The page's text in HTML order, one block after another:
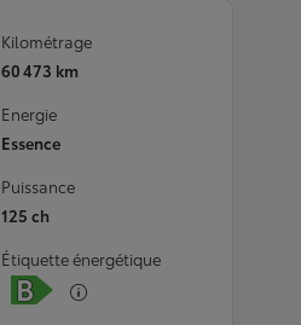
Kilométrage
60 473 km
Energie
Essence
Puissance
125 ch
Étiquette énergétique